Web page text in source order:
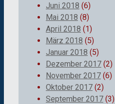
Juni 2018 (6)
Mai 2018 (8)
April 2018 (1)
März 2018 (5)
Januar 2018 (5)
Dezember 2017 (2)
November 2017 (6)
Oktober 2017 (2)
September 2017 (3)